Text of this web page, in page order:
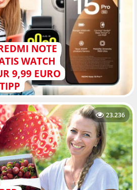
NOTE
WATCH
9,99 EURO
23.236